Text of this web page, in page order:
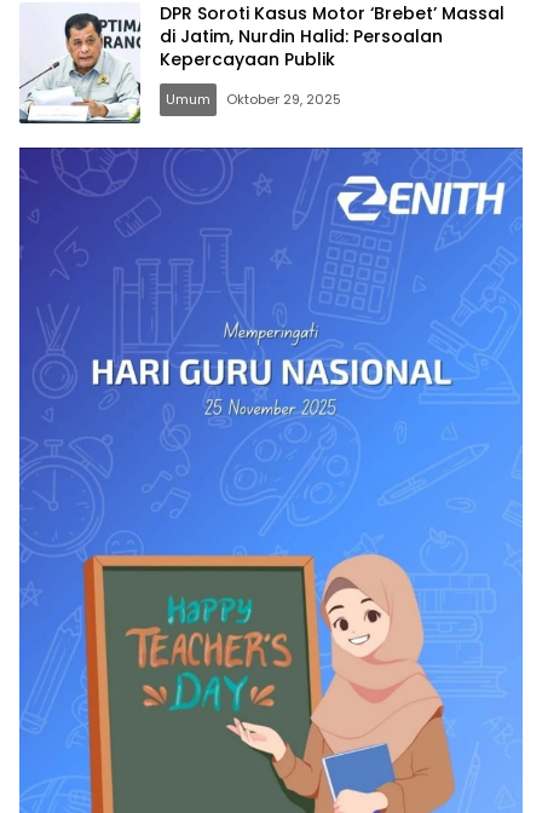
DPR Soroti Kasus Motor ‘Brebet’ Massal
di Jatim, Nurdin Halid: Persoalan
Kepercayaan Publik
Umum Oktober 29, 2025